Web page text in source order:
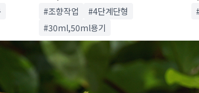
#조향작업
#4단계단형
#30ml,50ml용기